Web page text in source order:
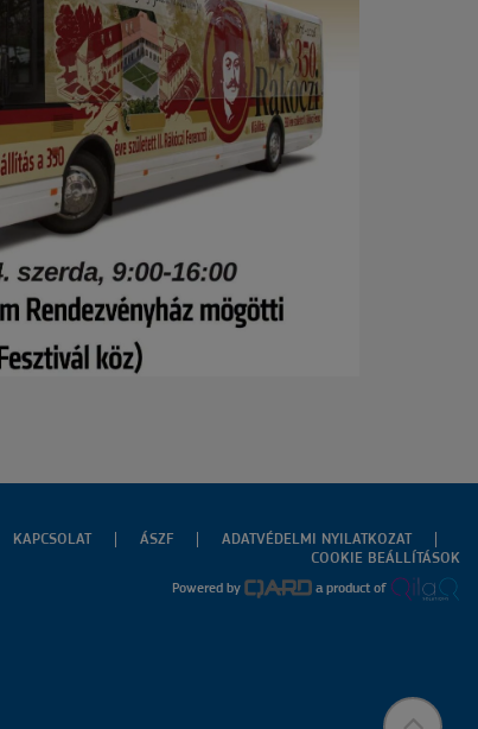
KAPCSOLAT ÁSZF
ADATVÉDELMI NYILATKOZAT
COOKIE BEÁLLÍTÁSOK
Powered by a product of